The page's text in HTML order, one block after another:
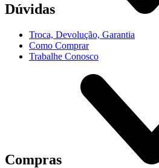
Dúvidas
Troca, Devolução, Garantia
Como Comprar
Trabalhe Conosco
Compras